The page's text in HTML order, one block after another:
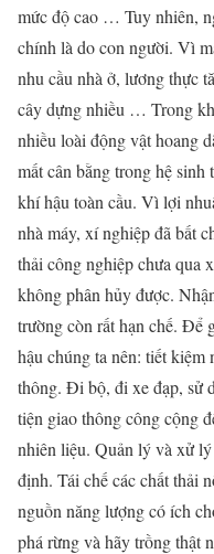
mức độ cao … Tuy nhiên,
chính là do con người. Vì
nhu cầu nhà ở, lương thực
cây dựng nhiều … Trong
nhiều loài động vật hoang
mất cân bằng trong hệ
khí hậu toàn cầu. Vì lợi
nhà máy, xí nghiệp đã bất
thải công nghiệp chưa qua
không phân hủy được.
trường còn rất hạn chế. Để
hậu chúng ta nên: tiết
thông. Đi bộ, đi xe đạp, sử
tiện giao thông công cộng
nhiên liệu. Quản lý và xử
định. Tái chế các chất thải
nguồn năng lượng có ích
phá rừng và hãy trồng thật